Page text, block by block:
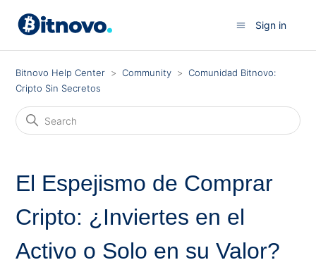
Sign in
Bitnovo Help Center Community
Comunidad Bitnovo:
Cripto Sin Secretos
El Espejismo de Comprar
Cripto: ¿Inviertes en el
Activo o Solo en su Valor?